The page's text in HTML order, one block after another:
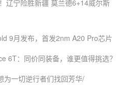
宁险胜新疆 莫兰德6+14威尔斯
9月发布，首发2nm A20 Pro芯片
：同价同装备，谁更值得挑选？
一切逆行者们找回芳华/